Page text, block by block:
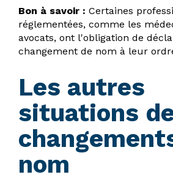
Bon à savoir : Certaines
réglementées, comme les
avocats, ont l'obligation de
changement de nom à leur
Les autres
situations
nom